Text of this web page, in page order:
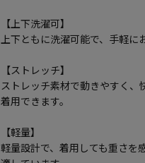
【上下洗濯可】
上下ともに洗濯可能で、手軽
【ストレッチ】
ストレッチ素材で動きやすく、
着用できます。
【軽量】
軽量設計で、着用しても重さを